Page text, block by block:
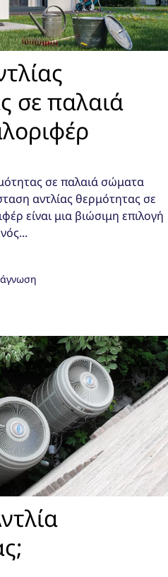
σε παλαιά
σε παλαιά σώματα
αντλίας θερμότητας σε
είναι μια βιώσιμη επιλογή